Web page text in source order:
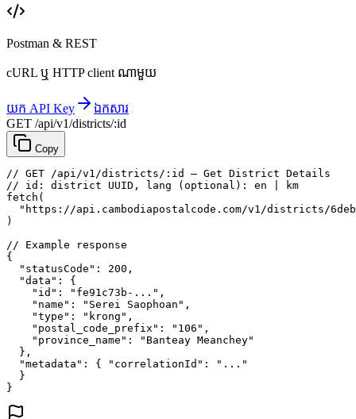
Postman & REST
cURL ឬ HTTP client ណាមួយ
យក API Key
ឯកសារ
GET /api/v1/districts/:id
Copy
// GET /api/v1/districts/:id — Get District Details
// id: district UUID, lang (optional): en | km
fetch (
"https://api.cambodiapostalcode.com/v1/districts/
)
// Example response
{
"statusCode" : 200 ,
"data" : {
"id" : "fe91c73b-..." ,
"name" : "Serei Saophoan" ,
"type" : "krong" ,
"postal_code_prefix" : "106" ,
"province_name" :
"Banteay Meanchey"
},
"metadata" : { "correlationId" :
"..."
}
}